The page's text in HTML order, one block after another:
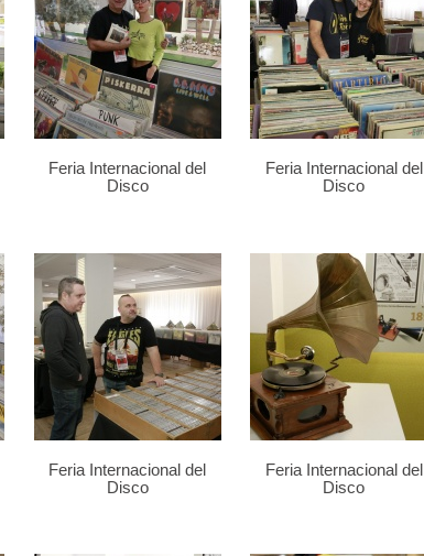
Feria Internacional del
Disco
Feria Internacional del
Disco
Feria Internacional del
Disco
Feria Internacional del
Disco